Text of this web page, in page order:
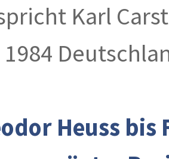
Karl
1984
Heuss